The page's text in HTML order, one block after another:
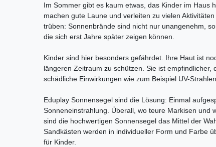
Im Sommer gibt es kaum etwas, das Kinder im Haus
machen gute Laune und verleiten zu vielen
trüben: Sonnenbrände sind nicht nur unangenehm,
die sich erst Jahre später zeigen können.
Kinder sind hier besonders gefährdet. Ihre Haut ist
längeren Zeitraum zu schützen. Sie ist
schädliche Einwirkungen wie zum Beispiel UV-
Eduplay Sonnensegel sind die Lösung: Einmal
Sonneneinstrahlung. Überall, wo teure Markisen und
sind die hochwertigen Sonnensegel das Mittel der
Sandkästen werden in individueller Form und Farbe
für Kinder.